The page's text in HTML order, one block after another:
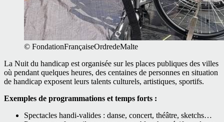
© FondationFrançaiseOrdredeMalte
La Nuit du handicap est organisée sur les places publiques des villes
où pendant quelques heures, des centaines de personnes en situation
de handicap exposent leurs talents culturels, artistiques, sportifs.
Exemples de programmations et temps forts :
Spectacles handi-valides : danse, concert, théâtre, sketchs…